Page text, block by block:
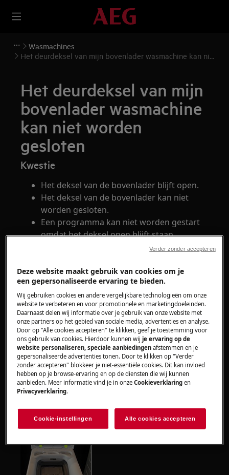
Wasmachines
Het deurdeksel van mijn bovenlader wasmachine kan niet
Het deurdeksel van mijn
bovenlader wasmachine
kan niet worden
gesloten
Kwestie
Het deksel van de bovenlader blijft open.
Het deksel van de bovenlader kan niet
worden gesloten.
Een programma kan niet worden gestart
omdat het deksel open blijft staan.
Heeft betrekking op
Wasmachine bovenlader
Oplossing
Controleer of een van de twee pennen
rechts of links van het dekselscharnier is
verschoven.
Duw de pen(nen) indien nodig terug.
Deze website maakt gebruik van cookies om je
een gepersonaliseerde ervaring te bieden.
Wij gebruiken cookies en andere vergelijkbare technologieën om onze
website te verbeteren en voor promotionele en marketingdoeleinden.
Daarnaast delen wij informatie over je gebruik van onze website met
onze partners op het gebied van sociale media, advertenties en analyse.
Door op "Alle cookies accepteren" te klikken, geef je toestemming voor
ons gebruik van cookies. Hierdoor kunnen wijje ervaring op de
website personaliseren, speciale aanbiedingen afstemmen en je
gepersonaliseerde advertenties tonen. Door te klikken op "Verder
zonder accepteren" blokkeer je niet-essentiële cookies. Dit kan invloed
hebben op je browse-ervaring en op de diensten die wij kunnen
aanbieden. Meer informatie vind je in onzeCookieverklaring en
Privacyverklaring.
Cookie-instellingen Alle cookies accepteren
Verder zonder accepteren